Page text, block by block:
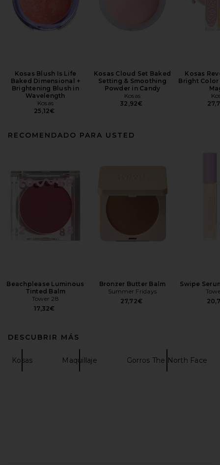
Kosas Blush Is Life
Baked Dimensional +
Brightening Blush in
Wavelength
Kosas
25,12€
Kosas Cloud Set Baked
Setting & Smoothing
Powder in Candy
Kosas
32,92€
Kosas
Bright
RECOMENDADO PARA USTED
Beachplease Luminous
Tinted Balm
Tower 28
17,32€
Bronzer Butter Balm
Summer Fridays
27,72€
Swipe
DESCUBRIR MÁS
Kosas Maquillaje Gorros The North Face